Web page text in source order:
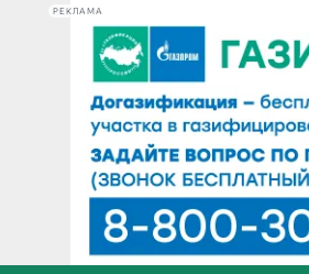
РЕКЛАМА